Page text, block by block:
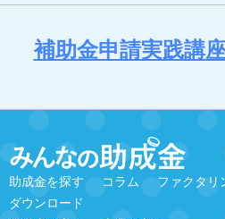
補助金申請実践講
助成金を探す コラム ファクタリ
ダウンロード